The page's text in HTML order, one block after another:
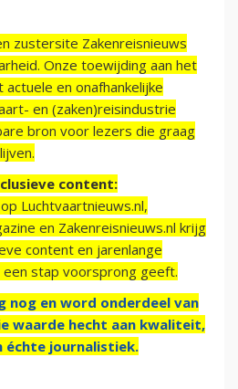
zustersite Zakenreisnieuws
Onze toewijding aan het
en onafhankelijke
en (zaken)reisindustrie
bron voor lezers die graag
content:
Luchtvaartnieuws.nl,
en Zakenreisnieuws.nl krijg
content en jarenlange
stap voorsprong geeft.
nog en word onderdeel van
waarde hecht aan kwaliteit,
échte journalistiek.